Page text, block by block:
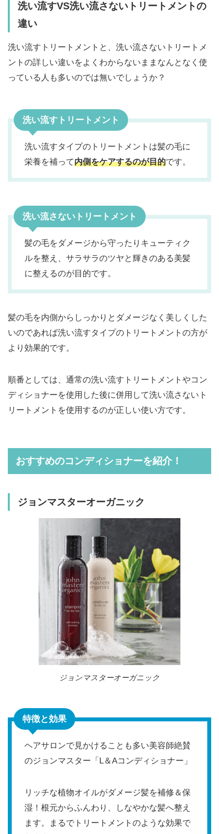
洗い流すVS洗い流さないトリートメントの
違い
洗い流すトリートメントと、洗い流さないトリートメ
ントの詳しい違いをよくわからないままなんとなく使
っている人も多いのでは無いでしょうか？
洗い流すトリートメント
洗い流すタイプのトリートメントは髪の毛に
栄養を補って内側をケアするのが目的です。
洗い流さないトリートメント
髪の毛をダメージから守ったりキューティク
ルを整え、サラサラのツヤと輝きのある美髪
に整えるのが目的です。
髪の毛を内側からしっかりとダメージなく美しくした
いのであれば洗い流すタイプのトリートメントの方が
より効果的です。
順番としては、通常の洗い流すトリートメントやコン
ディショナーを使用した後に併用して洗い流さないト
リートメントを使用するのが正しい使い方です。
おすすめのコンディショナーを紹介！
ジョンマスターオーガニック
ジョンマスターオーガニック
特徴と効果
ヘアサロンで見かけることも多い美容師絶賛
のジョンマスター「L＆Aコンディショナー」
リッチな植物オイルがダメージ髪を補修＆保
湿！根元からふんわり、しなやかな髪へ整え
ます。まるでトリートメントのような効果で